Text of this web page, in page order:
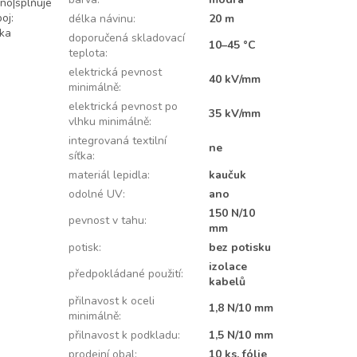
délka návinu:
20 m
doporučená skladovací
teplota:
10–45 °C
elektrická pevnost
minimálně:
40 kV/mm
elektrická pevnost po
vlhku minimálně:
35 kV/mm
integrovaná textilní
síťka:
ne
materiál lepidla:
kaučuk
odolné UV:
ano
pevnost v tahu:
150 N/10
mm
potisk:
bez potisku
předpokládané použití:
izolace
kabelů
přilnavost k oceli
minimálně:
1,8 N/10 mm
přilnavost k podkladu:
1,5 N/10 mm